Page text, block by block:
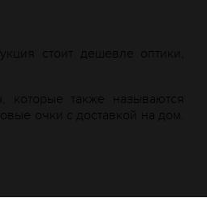
стоит дешевле оптики,
также называются
очки с доставкой на дом.